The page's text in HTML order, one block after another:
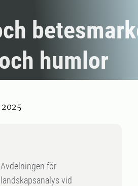
humlor
Avdelningen för
landskapsanalys vid